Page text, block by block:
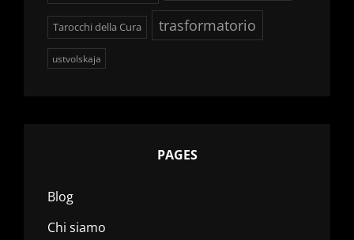
Tarocchi della Cura trasformatorio
ustvolskaja
PAGES
Blog
Chi siamo